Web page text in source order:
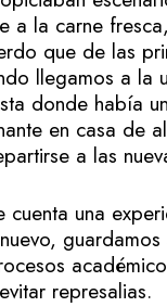
a la carne
que de las
llegamos a la
donde había
en casa de
a las
cuenta una
guardamos
represalias.